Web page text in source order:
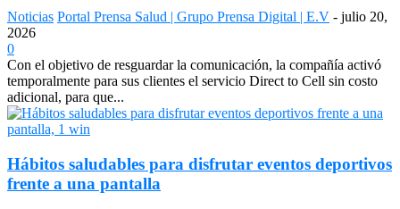
Noticias Portal Prensa Salud | Grupo Prensa Digital | E.V - julio 20,
2026
0
Con el objetivo de resguardar la comunicación, la compañía activó
temporalmente para sus clientes el servicio Direct to Cell sin costo
adicional, para que...
Hábitos saludables para disfrutar eventos deportivos
frente a una pantalla